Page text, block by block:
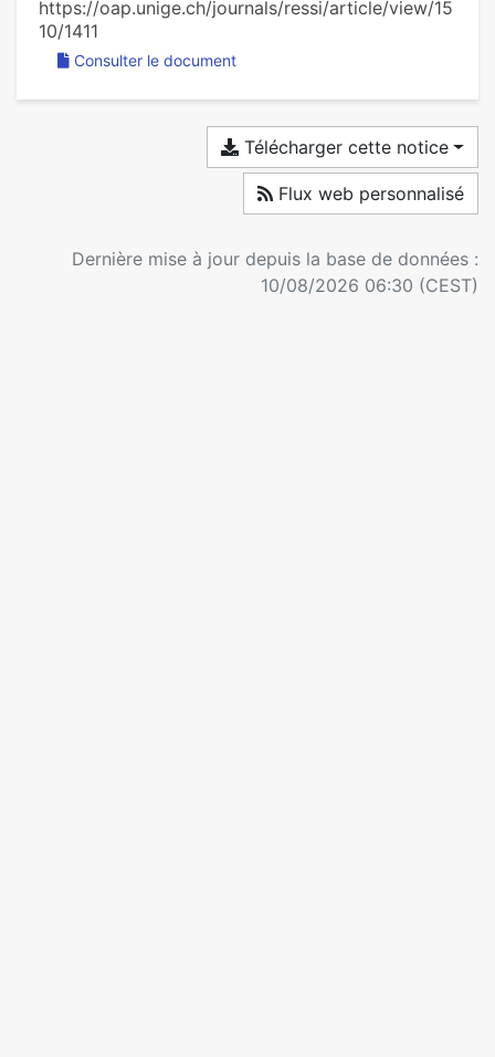
https://oap.unige.ch/journals/ressi/article/view/15
10/1411
Consulter le document
Télécharger cette notice
Flux web personnalisé
Dernière mise à jour depuis la base de données :
10/08/2026 06:30 (CEST)